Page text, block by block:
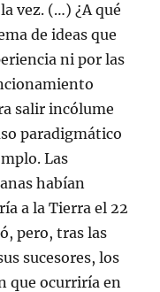
vez. (…) ¿A qué
de ideas que
ni por las
salir incólume
paradigmático
Las
habían
a la Tierra el 22
pero, tras las
sucesores, los
que ocurriría en